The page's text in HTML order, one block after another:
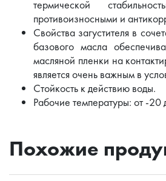
термической
противоизносными и
Свойства загустителя в
базового масла
масляной пленки на
является очень важным в
Стойкость к действию воды.
Рабочие температуры: от -
Похожие